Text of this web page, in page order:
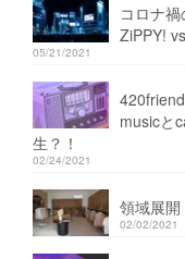
コロナ
ZiPPY!
05/21/2021
musicと
生？！
02/24/2021
領域展開
02/02/2021